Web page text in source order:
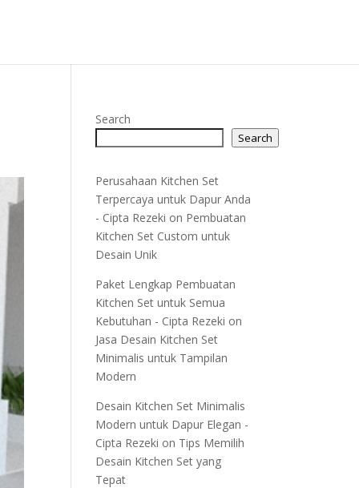
Search
Search
Perusahaan Kitchen Set
Terpercaya untuk Dapur Anda
- Cipta Rezeki on Pembuatan
Kitchen Set Custom untuk
Desain Unik
Paket Lengkap Pembuatan
Kitchen Set untuk Semua
Kebutuhan - Cipta Rezeki on
Jasa Desain Kitchen Set
Minimalis untuk Tampilan
Modern
Desain Kitchen Set Minimalis
Modern untuk Dapur Elegan -
Cipta Rezeki on Tips Memilih
Desain Kitchen Set yang
Tepat